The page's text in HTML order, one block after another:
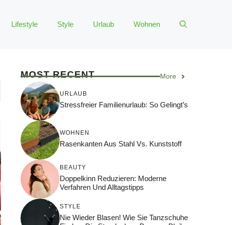
Lifestyle Style Urlaub Wohnen
MOST RECENT More
URLAUB
Stressfreier Familienurlaub: So Gelingt’s
WOHNEN
Rasenkanten Aus Stahl Vs. Kunststoff
BEAUTY
Doppelkinn Reduzieren: Moderne
Verfahren Und Alltagstipps
STYLE
Nie Wieder Blasen! Wie Sie Tanzschuhe